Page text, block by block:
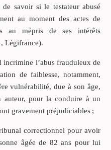
savoir si le testateur abusé
au moment des actes de
au mépris de ses intérêts
Légifrance).
incrimine l’abus frauduleux de
de faiblesse, notamment,
vulnérabilité, due à son âge,
auteur, pour la conduire à un
gravement préjudiciables ;
correctionnel pour avoir
âgée de 82 ans pour lui